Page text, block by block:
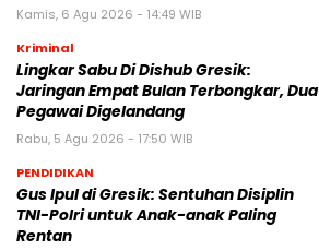
Kamis, 6 Agu 2026 - 14:49 WIB
Kriminal
Lingkar Sabu Di Dishub Gresik:
Jaringan Empat Bulan Terbongkar, Dua
Pegawai Digelandang
Rabu, 5 Agu 2026 - 17:50 WIB
PENDIDIKAN
Gus Ipul di Gresik: Sentuhan Disiplin
TNI-Polri untuk Anak-anak Paling
Rentan